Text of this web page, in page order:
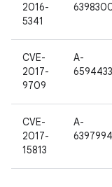
2016-
5341
CVE-
2017-
9709
A-
CVE-
2017-
15813
A-